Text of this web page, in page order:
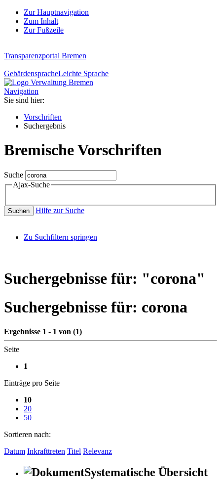
Zur Hauptnavigation
Zum Inhalt
Zur Fußzeile
Transparenzportal Bremen
GebärdenspracheLeichte Sprache
Navigation
Sie sind hier:
Vorschriften
Suchergebnis
Bremische Vorschriften
Suche
Ajax-Suche
Suchen Hilfe zur Suche
Zu Suchfiltern springen
Suchergebnisse für: "corona"
Suchergebnisse für: corona
Ergebnisse 1 - 1 von (1)
Seite
1
Einträge pro Seite
10
20
50
Sortieren nach:
Datum Inkrafttreten Titel Relevanz
Systematische Übersicht